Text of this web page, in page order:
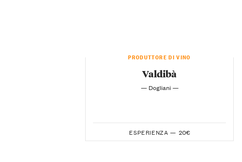
PRODUTTORE DI VINO
Valdibà
— Dogliani —
ESPERIENZA — 20€